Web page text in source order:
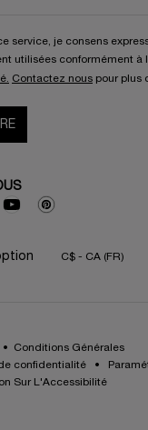
service, je consens
utilisées conformément à
Contactez nous pour plus
C$ - CA (FR)
Conditions Générales
confidentialité
Sur L'Accessibilité